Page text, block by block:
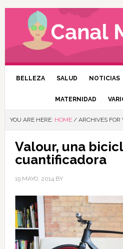
BELLEZA SALUD NOTICIAS
MATERNIDAD
YOU ARE HERE: HOME /ARCHIVES FOR
Valour, una
cuantificadora
19 MAYO, 2014BY